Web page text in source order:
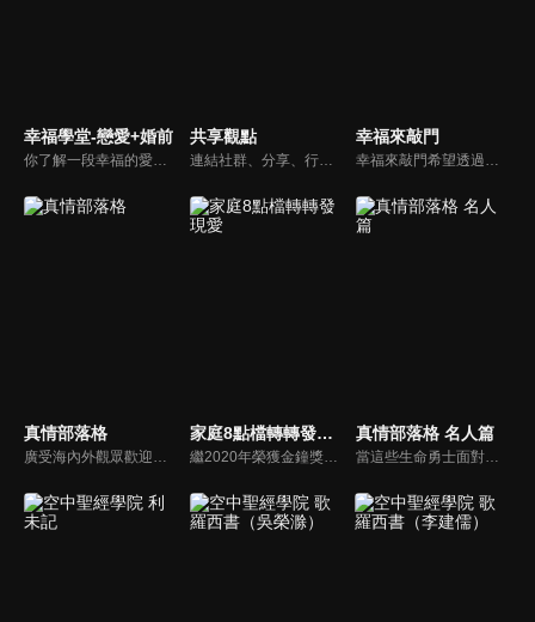
幸福學堂-戀愛+婚前
你了解一段幸福的愛情是如何發展出來的嗎？你對你心中那一個對象，到底是愛還是喜歡？難道喜歡跟愛差距很大嗎？讓我們的大師來消除你心中的疑惑。
共享觀點
連結社群、分享、行動的特色，運用講道學的架構，談論包含基要真理、生活話題及神學裝備三大面向主題。身為第六代基督徒，從小在教會中長大的周巽正，與第一代基督徒的廖文華，背景及生活經歷都不同，在節目中以輕鬆對談的方式，貢獻出不同角度的觀點。
幸福來敲門
幸福來敲門希望透過藝人、觀眾、夫妻來賓的經驗分享以及專家解析：傳遞聖經中的家庭價值觀，提供現代人面臨婚姻與家庭各種狀況接踵而來時的答案，並且邀請上帝成為每個家庭的主人。
真情部落格
廣受海內外觀眾歡迎的真情部落格，是以見證故事為主軸的訪談節目，由知名主播夏嘉璐主持，莊信德牧師、黃國倫牧師回應，來賓在節目中自在的暢談自己的生命歷程，這些最真實的生命見證也幫助許多人走出低谷。
家庭8點檔轉轉發現愛
繼2020年榮獲金鐘獎「生活風格節目主持人獎」，2021年再度入圍，從真理出發的家庭談話性節目，針對現代婚姻家庭議題讓您輕鬆掌握關注方向。
真情部落格 名人篇
當這些生命勇士面對自己生命中的難題時，選擇靠著信靠耶穌來勇敢勝過，這些可愛的基督徒們，願意把自己生命裡最黑暗軟弱的一面和大家分享，為的就是將來自天上那最美好的福分帶給人們，每一個有血有淚的生命見證，都是最震撼人心的蛻變，最深刻的真實。